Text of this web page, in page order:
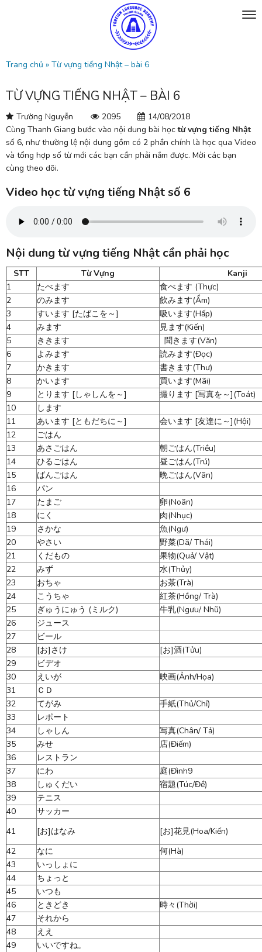
Trang chủ » Từ vựng tiếng Nhật – bài 6
TỪ VỰNG TIẾNG NHẬT – BÀI 6
Trường Nguyễn 2095
14/08/2018
Cùng Thanh Giang bước vào nội dung bài họctừ vựng tiếng Nhật
số 6, như thường lệ nội dung gồm có 2 phần chính là học qua Video
và tổng hợp số từ mới các bạn cần phải nắm được. Mời các bạn
cùng theo dõi.
Video học từ vựng tiếng Nhật số 6
Nội dung từ vựng tiếng Nhật cần phải học
STT Từ Vựng
Kanji
1
たべます
食べます (Thực)
2
のみます
飲みます(Ẩm)
3
すいます [たばこを～]
吸います(Hấp)
4
みます
見ます(Kiến)
5
ききます
聞きます(Văn)
6
よみます
読みます(Đọc)
7
かきます
書きます(Thư)
8
かいます
買います(Mãi)
9
とります [しゃしんを～]
撮ります [写真を～](Toát)
10
します
11
あいます [ともだちに～]
会います [友達に～](Hội)
12
ごはん
13
あさごはん
朝ごはん(Triều)
14
ひるごはん
昼ごはん(Trú)
15
ばんごはん
晩ごはん(Vãn)
16
パン
17
たまご
卵(Noãn)
18
にく
肉(Nhục)
19
さかな
魚(Ngư)
20
やさい
野菜(Dã/ Thái)
21
くだもの
果物(Quả/ Vật)
22
みず
水(Thủy)
23
おちゃ
お茶(Trà)
24
こうちゃ
紅茶(Hồng/ Trà)
25
ぎゅうにゅう (ミルク)
牛乳(Ngưu/ Nhũ)
26
ジュース
27
ビール
28
[お]さけ
[お]酒(Tửu)
29
ビデオ
30
えいが
映画(Ảnh/Họa)
31
ＣＤ
32
てがみ
手紙(Thủ/Chỉ)
33
レポート
34
しゃしん
写真(Chân/ Tả)
35
みせ
店(Điếm)
36
レストラン
37
にわ
庭(Đình9
38
しゅくだい
宿題(Túc/Đề)
39
テニス
40
サッカー
41
[お]はなみ
[お]花見(Hoa/Kiến)
42
なに
何(Hà)
43
いっしょに
44
ちょっと
45
いつも
46
ときどき
時々(Thời)
47
それから
48
ええ
49
いいですね。